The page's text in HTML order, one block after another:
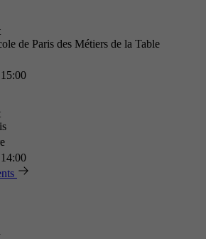
de Paris des Métiers de la Table